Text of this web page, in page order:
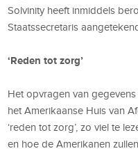
Solvinity heeft inmiddels
Staatssecretaris
‘Reden tot zorg’
Het opvragen van
het Amerikaanse Huis van
‘reden tot zorg’, zo viel te
en hoe de Amerikanen